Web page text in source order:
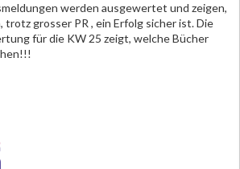
werden ausgewertet und zeigen,
trotz grosser PR , ein Erfolg sicher ist. Die
für die KW 25 zeigt, welche Bücher